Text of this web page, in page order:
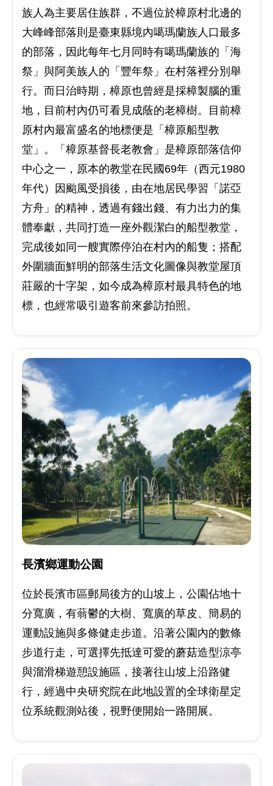
族人為主要居住族群，不過位於樟原村北邊的
大峰峰部落則是臺東縣境內噶瑪蘭族人口最多
的部落，因此每年七月同時有噶瑪蘭族的「海
祭」與阿美族人的「豐年祭」在村落裡分別舉
行。而日治時期，樟原也曾經是採樟製腦的重
地，目前村內仍可看見成蔭的老樟樹。目前樟
原村內最富盛名的地標便是「樟原船型教
堂」。「樟原基督長老教會」是樟原部落信仰
中心之一，原本的教堂在民國69年（西元1980
年代）因颱風受損後，由在地居民學習「諾亞
方舟」的精神，透過有錢出錢、有力出力的集
體奉獻，共同打造一座外觀潔白的船型教堂，
完成後如同一艘實際停泊在村內的船隻；搭配
外圍牆面鮮明的部落生活文化圖像與教堂屋頂
莊嚴的十字架，如今成為樟原村最具特色的地
標，也經常吸引遊客前來參訪拍照。
長濱鄉運動公園
位於長濱市區郵局後方的山坡上，公園佔地十
分寬廣，有蓊鬱的大樹、寬廣的草皮、簡易的
運動設施與多條健走步道。沿著公園內的數條
步道行走，可選擇先抵達可愛的蘑菇造型涼亭
與溜滑梯遊憩設施區，接著往山坡上沿路健
行，經過中央研究院在此地設置的全球衛星定
位系統觀測站後，視野便開始一路開展。